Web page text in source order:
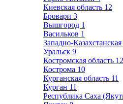
Киевская область 12
Бровари 3
Вышгород 1
Васильков 1
Западно-Казахстанская
Уральск 9
Костромская область 12
Кострома 10
Курганская область 11
Курган 11
Республика Саха